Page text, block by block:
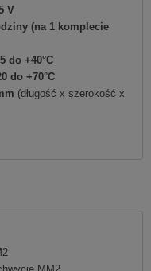
V
(na 1 komplecie
do +40°C
do +70°C
(długość x szerokość x